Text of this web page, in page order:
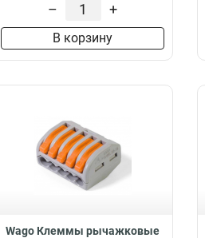
– +
В корзину
Wago Клеммы рычажковые